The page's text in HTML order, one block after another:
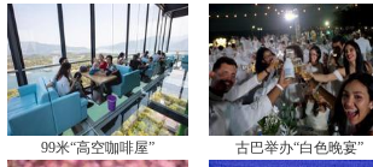
99米“高空咖啡屋” 古巴举办“白色晚宴”